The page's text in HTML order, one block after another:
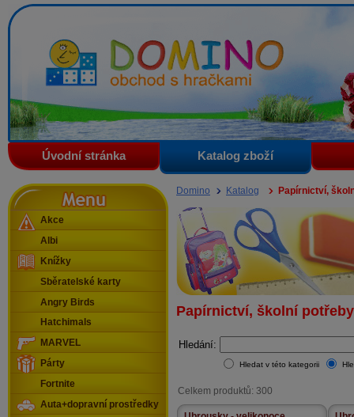
Domino - obchod s hračkami
Úvodní stránka Katalog zboží
Domino Katalog Papírnictví,
Papírnictví, školní potřeby
Hledání:
Hledat v této kategorii
Celkem produktů: 300
Menu
Akce
Albi
Knížky
Sběratelské karty
Angry Birds
Hatchimals
MARVEL
Párty
Fortnite
Auta+dopravní prostředky